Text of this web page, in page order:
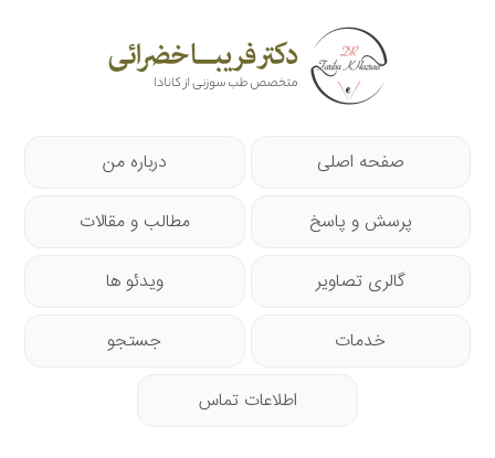
صفحه اصلی درباره من
پرسش و پاسخ مطالب و مقالات
گالری تصاویر ویدئو ها
خدمات جستجو
اطلاعات تماس